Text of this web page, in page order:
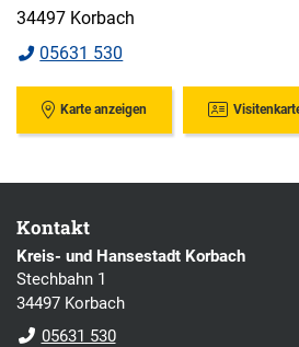
34497 Korbach
05631 530
Karte anzeigen
Kontakt
Kreis- und Hansestadt Korbach
Stechbahn 1
34497 Korbach
05631 530